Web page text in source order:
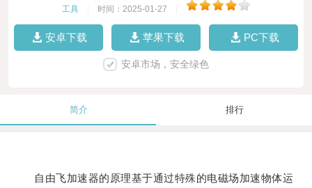
工具 时间：2025-01-27
安卓下载 苹果下载 PC下载
安卓市场，安全绿色
简介 排行
自由飞加速器的原理基于通过特殊的电磁场加速物体运